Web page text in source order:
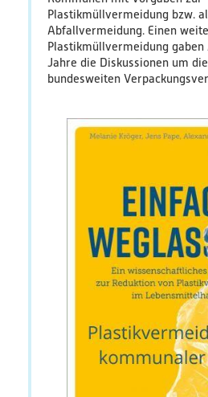
Plastikmüllvermeidung bzw.
Abfallvermeidung. Einen
Plastikmüllvermeidung
Jahre die Diskussionen um
bundesweiten